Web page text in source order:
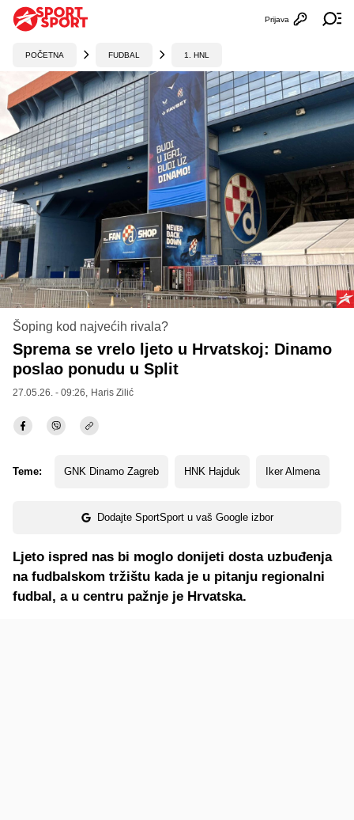
Otvori
Prijava
POČETNA FUDBAL 1. HNL
Šoping kod najvećih rivala?
Sprema se vrelo ljeto u Hrvatskoj: Dinamo
poslao ponudu u Split
27.05.26. - 09:26, Haris Zilić
Teme: GNK Dinamo Zagreb HNK Hajduk Iker Almena
Dodajte SportSport u vaš Google izbor
Ljeto ispred nas bi moglo donijeti dosta uzbuđenja
na fudbalskom tržištu kada je u pitanju regionalni
fudbal, a u centru pažnje je Hrvatska.